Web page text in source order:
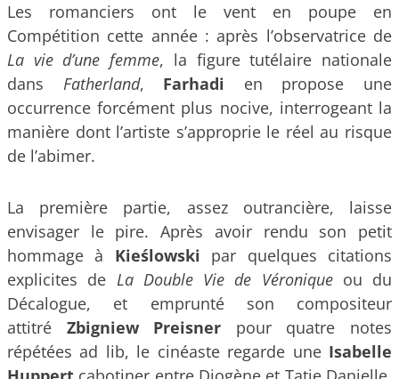
Les romanciers ont le vent en poupe en
Compétition cette année : après l’observatrice de
La vie d’une femme, la figure tutélaire nationale
dans Fatherland, Farhadi en propose une
occurrence forcément plus nocive, interrogeant la
manière dont l’artiste s’approprie le réel au risque
de l’abimer.
La première partie, assez outrancière, laisse
envisager le pire. Après avoir rendu son petit
hommage à Kieślowski par quelques citations
explicites de La Double Vie de Véroniqueou du
Décalogue, et emprunté son compositeur
attitré Zbigniew Preisner pour quatre notes
répétées ad lib, le cinéaste regarde une Isabelle